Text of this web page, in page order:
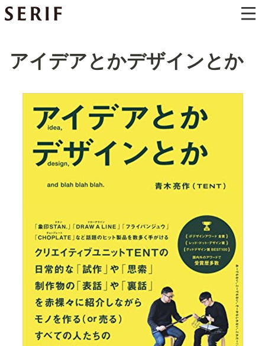
アイデアとかデザインとか